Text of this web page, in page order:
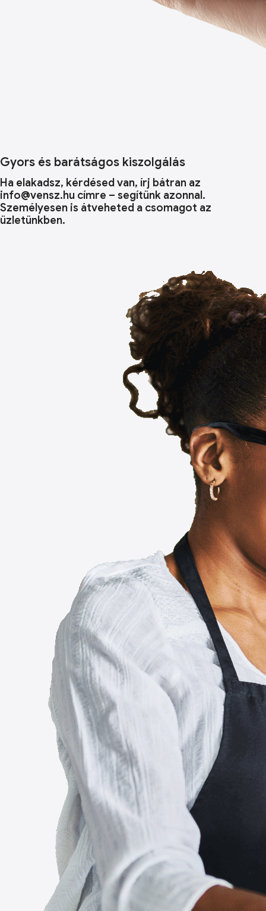
Gyors és barátságos kiszolgálás
Ha elakadsz, kérdésed van, írj bátran az
info@vensz.hu címre – segítünk azonnal.
Személyesen is átveheted a csomagot az
üzletünkben.